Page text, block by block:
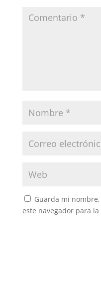
Guarda mi
este navegador para